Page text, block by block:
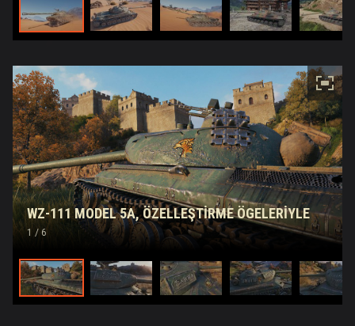
WZ-111 MODEL 5A, ÖZELLEŞTIRME ÖGELERIYLE
1 / 6